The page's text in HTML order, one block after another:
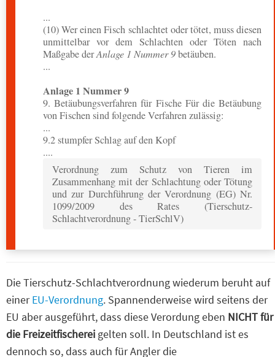
...
(10) Wer einen Fisch schlachtet oder tötet, muss diesen
unmittelbar vor dem Schlachten oder Töten nach
Maßgabe derAnlage 1 Nummer 9betäuben.
...
Anlage 1 Nummer 9
9. Betäubungsverfahren für Fische Für die Betäubung
von Fischen sind folgende Verfahren zulässig:
...
9.2 stumpfer Schlag auf den Kopf
....
Verordnung zum Schutz von Tieren im
Zusammenhang mit der Schlachtung oder Tötung
und zur Durchführung der Verordnung (EG) Nr.
1099/2009 des Rates (Tierschutz-
Schlachtverordnung - TierSchlV)
Die Tierschutz-Schlachtverordnung wiederum beruht auf
einerEU-Verordnung. Spannenderweise wird seitens der
EU aber ausgeführt, dass diese Verordung eben NICHT für
die Freizeitfischerei gelten soll. In Deutschland ist es
dennoch so, dass auch für Angler die